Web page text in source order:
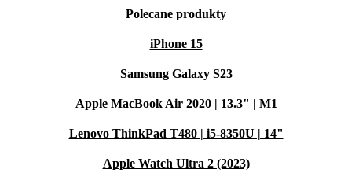
Polecane produkty
iPhone 15
Samsung Galaxy S23
Apple MacBook Air 2020 | 13.3" | M1
Lenovo ThinkPad T480 | i5-8350U | 14"
Apple Watch Ultra 2 (2023)